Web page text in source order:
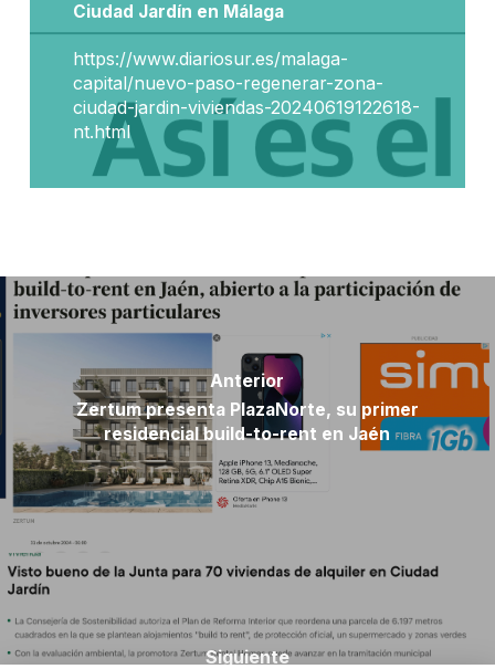
Ciudad Jardín en Málaga
https://www.diariosur.es/malaga-
capital/nuevo-paso-regenerar-zona-
ciudad-jardin-viviendas-20240619122618-
nt.html
Anterior
Zertum presenta PlazaNorte, su primer
residencial build-to-rent en Jaén
Siguiente